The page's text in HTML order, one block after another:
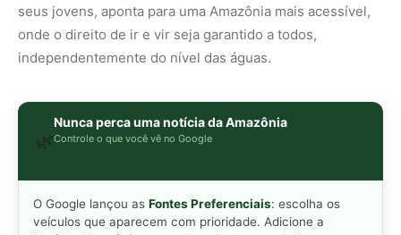
seus jovens, aponta para uma Amazônia mais acessível,
onde o direito de ir e vir seja garantido a todos,
independentemente do nível das águas.
🌿
Nunca perca uma notícia da Amazônia
Controle o que você vê no Google
O Google lançou as Fontes Preferenciais: escolha os
veículos que aparecem com prioridade. Adicione a